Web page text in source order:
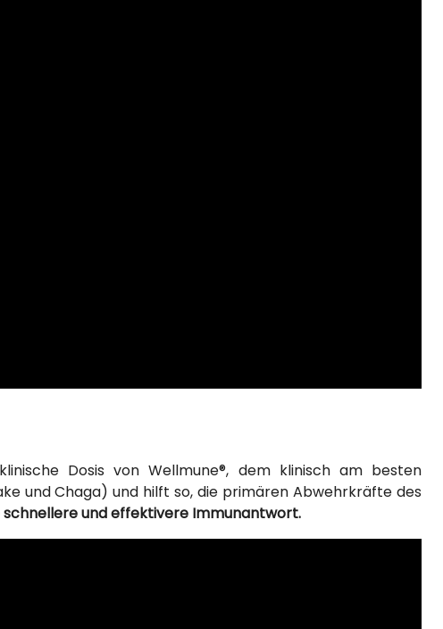
Dosis von Wellmune®, dem klinisch am besten
und Chaga) und hilft so, die primären Abwehrkräfte des
und effektivere Immunantwort.